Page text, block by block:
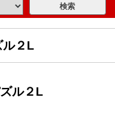
ル２L
ル２L